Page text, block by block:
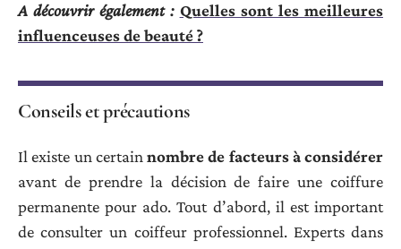
A découvrir également : Quelles sont les meilleures
influenceuses de beauté ?
Conseils et précautions
Il existe un certain nombre de facteurs à considérer
avant de prendre la décision de faire une coiffure
permanente pour ado. Tout d’abord, il est important
de consulter un coiffeur professionnel. Experts dans